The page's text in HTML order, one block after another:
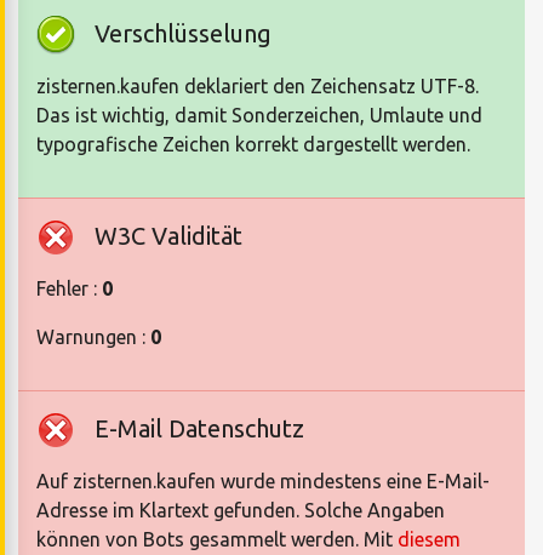
Verschlüsselung
zisternen.kaufen deklariert den Zeichensatz UTF-8.
Das ist wichtig, damit Sonderzeichen, Umlaute und
typografische Zeichen korrekt dargestellt werden.
W3C Validität
Fehler : 0
Warnungen : 0
E-Mail Datenschutz
Auf zisternen.kaufen wurde mindestens eine E-Mail-
Adresse im Klartext gefunden. Solche Angaben
können von Bots gesammelt werden. Mit diesem